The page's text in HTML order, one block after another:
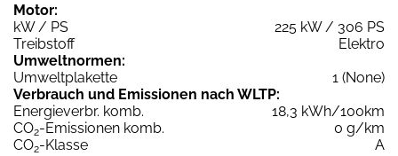
Motor:
kW / PS
225 kW / 306 PS
Treibstoff
Elektro
Umweltnormen:
Umweltplakette
1 (None)
Verbrauch und Emissionen nach WLTP:
Energieverbr. komb.
18,3 kWh/100km
CO2-Emissionen komb.
0 g/km
CO2-Klasse
A